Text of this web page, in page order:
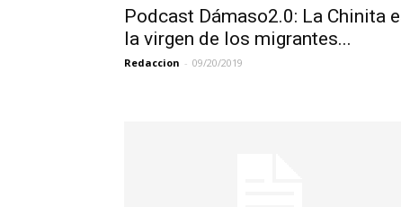
Podcast Dámaso2.0: La Chinita
la virgen de los migrantes...
Redaccion - 09/20/2019